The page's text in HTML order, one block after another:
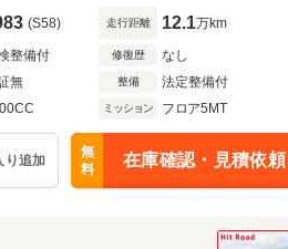
(S58) 走行距離 12.1万km
整備付 修復歴 なし
無 整備 法定整備付
ミッション フロア5MT
り追加
無
料
在庫確認・見積依頼